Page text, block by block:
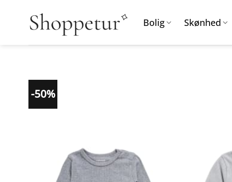
Bolig Skønhed
-50%